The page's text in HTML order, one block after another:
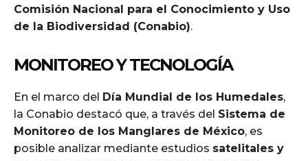
Comisión Nacional para el Conocimiento y Uso
de la Biodiversidad (Conabio).
MONITOREO Y TECNOLOGÍA
En el marco del Día Mundial de los Humedales,
la Conabio destacó que, a través del Sistema de
Monitoreo de los Manglares de México, es
posible analizar mediante estudios satelitales y